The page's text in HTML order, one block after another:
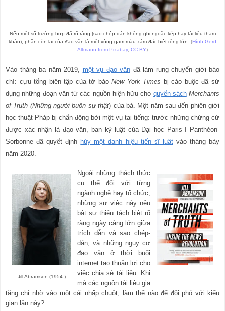
Nếu một số trường hợp đã rõ ràng (sao chép-dán không ghi ngoặc kép hay tài liệu tham
khảo), phần còn lại của đạo văn là một vùng gam màu xám đặc biệt rộng lớn. (Hình Gerd
Altmann from Pixabay, CC BY)
Vào tháng ba năm 2019, một vụ đạo văn đã làm rung chuyển giới báo
chí: cựu tổng biên tập của tờ báoNew York Times bị cáo buộc đã sử
dụng những đoạn văn từ các nguồn hiện hữu cho quyển sách Merchants
of Truth (Những người buôn sự thật) của bà. Một năm sau đến phiên giới
học thuật Pháp bị chấn động bởi một vụ tai tiếng: trước những chứng cứ
được xác nhận là đạo văn, ban kỷ luật của Đại học Paris I Panthéon-
Sorbonne đã quyết định hủy một danh hiệu tiến sĩ luậtvào tháng bảy
năm 2020.
Jill Abramson (1954-)
Ngoài những thách thức
cụ thể đối với từng
ngành nghề hay tổ chức,
những sự việc này nêu
bật sự thiếu tách biệt rõ
ràng ngày càng lớn giữa
trích dẫn và sao chép-
dán, và những nguy cơ
đạo văn ở thời buổi
internet tạo thuận lợi cho
việc chia sẻ tài liệu. Khi
mà các nguồn tài liệu gia
tăng chỉ nhờ vào một cái nhấp chuột, làm thế nào để đối phó với kiểu
gian lận này?